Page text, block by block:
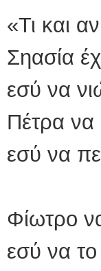
«Τι και
Σηασία
εσύ να
Πέτρα
εσύ να
Φίωτρο
εσύ να το